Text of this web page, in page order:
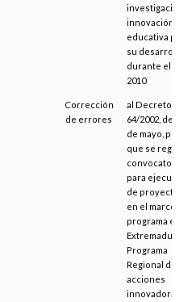
investigación e
innovación
educativa para
su desarrollo
durante el año
2010
Corrección
de errores
al Decreto
64/2002, de 28
de mayo, por el
que se regula la
convocatoria
para ejecución
de proyectos
en el marco del
programa e-
Extremadura:
Programa
Regional de
acciones
innovadoras